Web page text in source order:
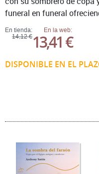
En tienda:
14,12 €
En la web:
13,41 €
DISPONIBLE EN EL
funeral en funeral